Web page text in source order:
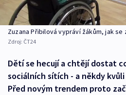
Zuzana Přibilová vypráví žákům, jak se
Zdroj: ČT24
Dětí se hecují a chtějí dostat
sociálních sítích - a někdy
Před novým trendem proto